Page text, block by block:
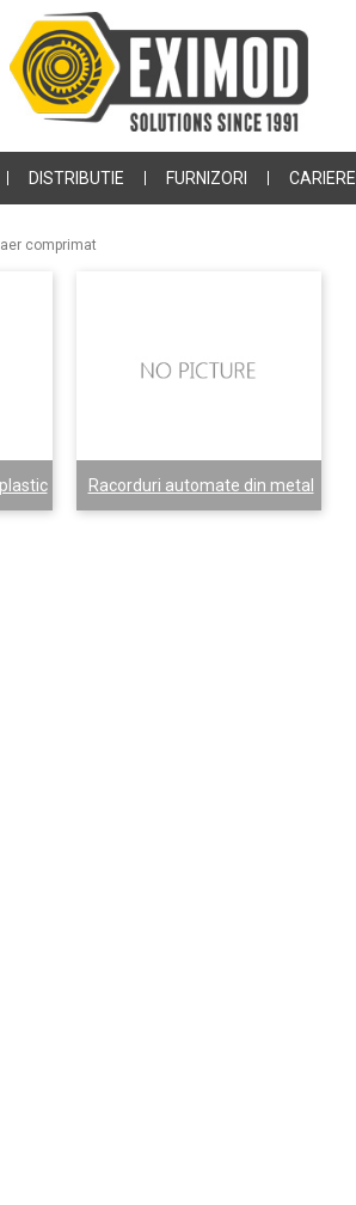
DISTRIBUTIE FURNIZORI CARIERE
comprimat
Racorduri automate din metal